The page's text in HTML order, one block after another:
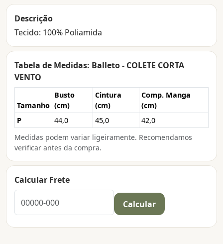
Descrição
Tecido: 100% Poliamida
Tabela de Medidas: Balleto - COLETE CORTA
VENTO
Tamanho
Busto
(cm)
Cintura
(cm)
Comp. Manga
(cm)
P
44,0 45,0
42,0
Medidas podem variar ligeiramente. Recomendamos
verificar antes da compra.
Calcular Frete
Calcular